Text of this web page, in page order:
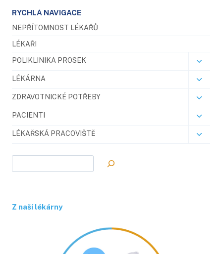
RYCHLÁ NAVIGACE
NEPŘÍTOMNOST LÉKAŘŮ
LÉKAŘI
POLIKLINIKA PROSEK
menu
LÉKÁRNA
menu
ZDRAVOTNICKÉ POTŘEBY
menu
PACIENTI
menu
LÉKAŘSKÁ PRACOVIŠTĚ
Z naší lékárny